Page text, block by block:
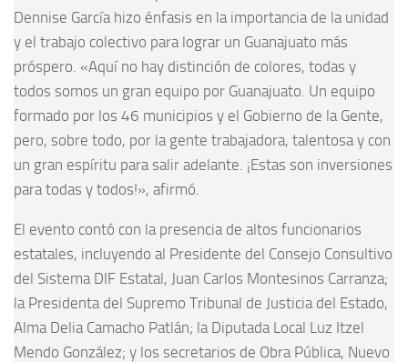
Dennise García hizo énfasis en la importancia de la unidad
y el trabajo colectivo para lograr un Guanajuato más
próspero. «Aquí no hay distinción de colores, todas y
todos somos un gran equipo por Guanajuato. Un equipo
formado por los 46 municipios y el Gobierno de la Gente,
pero, sobre todo, por la gente trabajadora, talentosa y con
un gran espíritu para salir adelante. ¡Estas son inversiones
para todas y todos!», afirmó.
El evento contó con la presencia de altos funcionarios
estatales, incluyendo al Presidente del Consejo Consultivo
del Sistema DIF Estatal, Juan Carlos Montesinos Carranza;
la Presidenta del Supremo Tribunal de Justicia del Estado,
Alma Delia Camacho Patlán; la Diputada Local Luz Itzel
Mendo González; y los secretarios de Obra Pública, Nuevo